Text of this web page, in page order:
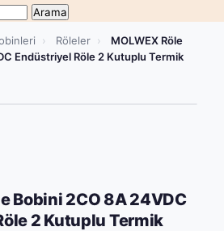
Arama
› Röleler ›
MOLWEX Röle
Endüstriyel Röle 2 Kutuplu Termik
Bobini 2CO 8A 24VDC
2 Kutuplu Termik